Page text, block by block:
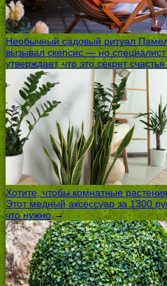
Необычный садовый ритуал
вызывал скепсис — но
утверждает, что это секрет
Хотите, чтобы комнатные
Этот медный аксессуар за 1300
что нужно→